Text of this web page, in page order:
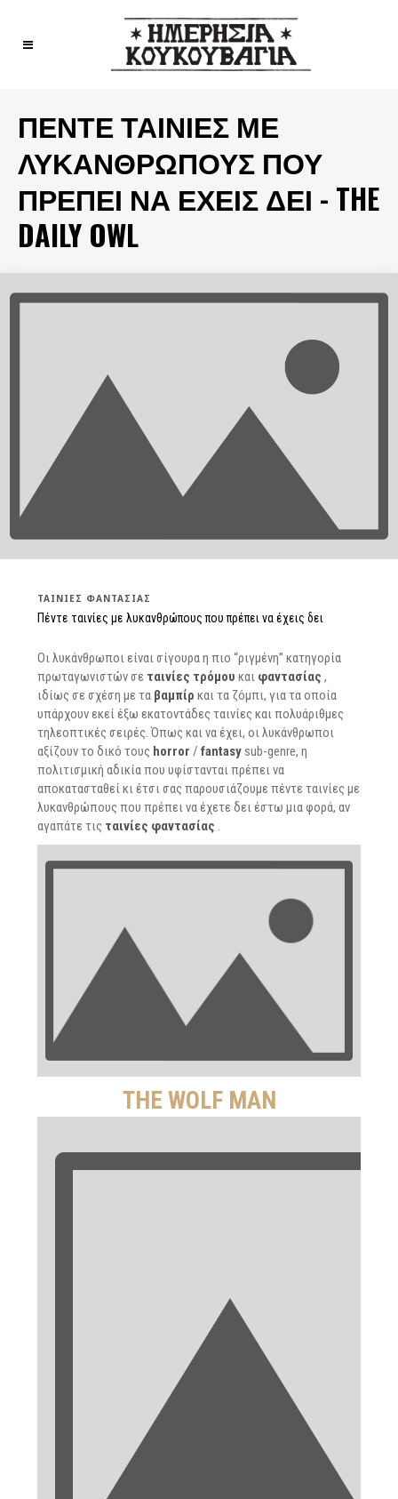
ΠΈΝΤΕ ΤΑΙΝΊΕΣ ΜΕ
ΛΥΚΑΝΘΡΏΠΟΥΣ ΠΟΥ
ΠΡΈΠΕΙ ΝΑ ΈΧΕΙΣ ΔΕΙ - THE
DAILY OWL
ΤΑΙΝΊΕΣ ΦΑΝΤΑΣΊΑΣ
Πέντε ταινίες με λυκανθρώπους που πρέπει να έχεις δει
Οι λυκάνθρωποι είναι σίγουρα η πιο “ριγμένη” κατηγορία
πρωταγωνιστών σε ταινίες τρόμου και φαντασίας ,
ιδίως σε σχέση με τα βαμπίρ και τα ζόμπι, για τα οποία
υπάρχουν εκεί έξω εκατοντάδες ταινίες και πολυάριθμες
τηλεοπτικές σειρές. Όπως και να έχει, οι λυκάνθρωποι
αξίζουν το δικό τους horror / fantasy sub-genre, η
πολιτισμική αδικία που υφίστανται πρέπει να
αποκατασταθεί κι έτσι σας παρουσιάζουμε πέντε ταινίες με
λυκανθρώπους που πρέπει να έχετε δει έστω μια φορά, αν
αγαπάτε τις ταινίες φαντασίας .
THE WOLF MAN